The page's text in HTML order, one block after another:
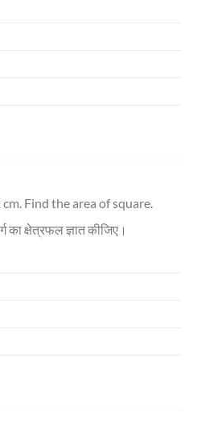
Find the area of square.
का क्षेत्रफल ज्ञात कीजिए।